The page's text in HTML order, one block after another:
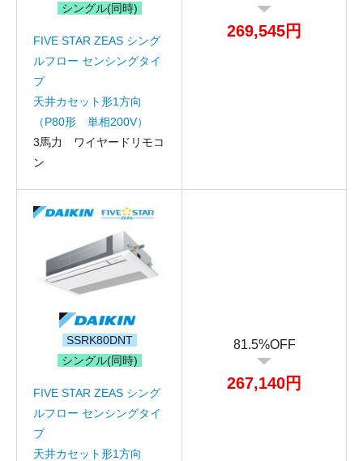
シングル(同時)
FIVE STAR ZEAS シング
ルフロー センシングタイ
プ
天井カセット形1方向
（P80形 単相200V）
3馬力 ワイヤードリモコ
ン
269,545円
SSRK80DNT
シングル(同時)
FIVE STAR ZEAS シング
ルフロー センシングタイ
プ
天井カセット形1方向
81.5%OFF
267,140円
お電話